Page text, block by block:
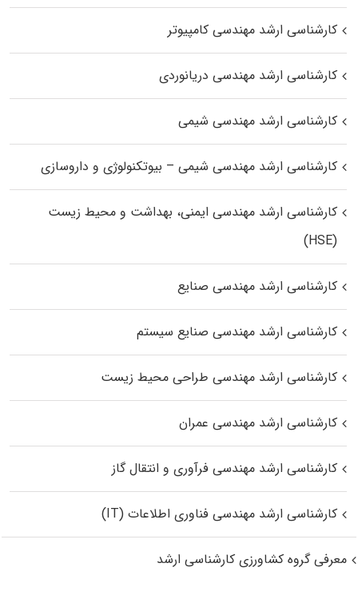
کارشناسی ارشد مهندسی کامپیوتر
کارشناسی ارشد مهندسی دریانوردی
کارشناسی ارشد مهندسی شیمی
کارشناسی ارشد مهندسی شیمی – بیوتکنولوژی و داروسازی
کارشناسی ارشد مهندسی ایمنی، بهداشت و محیط زیست
(HSE)
کارشناسی ارشد مهندسی صنایع
کارشناسی ارشد مهندسی صنایع سیستم
کارشناسی ارشد مهندسی طراحی محیط زیست
کارشناسی ارشد مهندسی عمران
کارشناسی ارشد مهندسی فرآوری و انتقال گاز
کارشناسی ارشد مهندسی فناوری اطلاعات (IT)
معرفی گروه کشاورزی کارشناسی ارشد